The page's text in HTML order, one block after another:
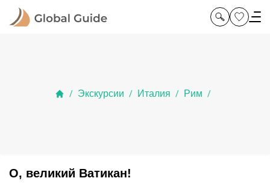
/ Экскурсии / Италия / Рим /
О, великий Ватикан!